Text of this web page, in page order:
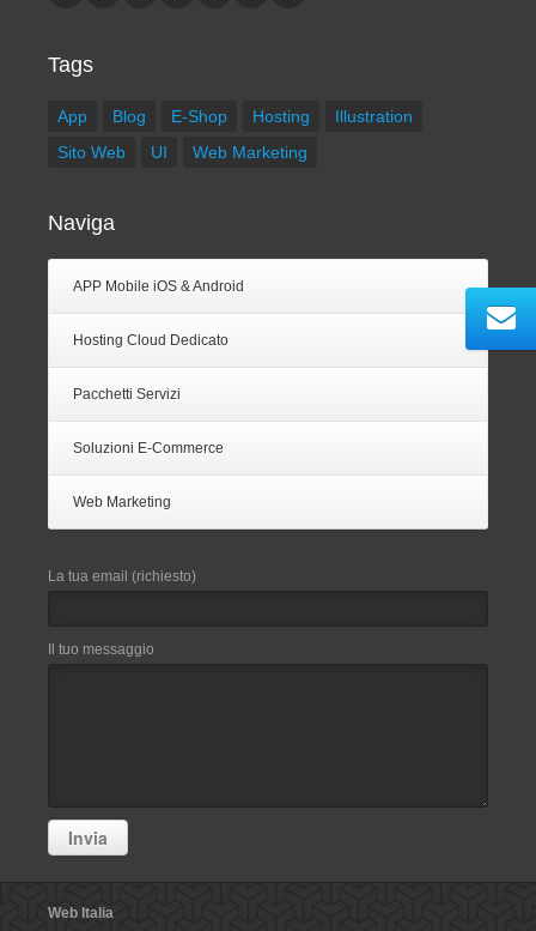
Tags
App Blog E-Shop Hosting
Illustration
Sito Web
UI Web Marketing
Naviga
APP Mobile iOS & Android
Hosting Cloud Dedicato
Pacchetti Servizi
Soluzioni E-Commerce
Web Marketing
La tua email (richiesto)
Il tuo messaggio
Web Italia